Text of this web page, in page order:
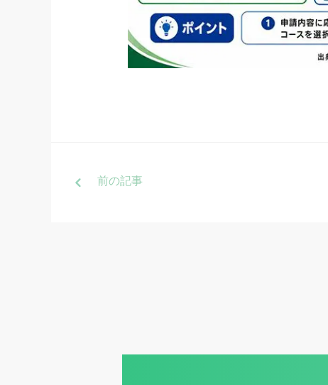
前の記事